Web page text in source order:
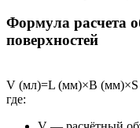
Формула расчета
поверхностей
V (мл)=L (мм)×B
где: